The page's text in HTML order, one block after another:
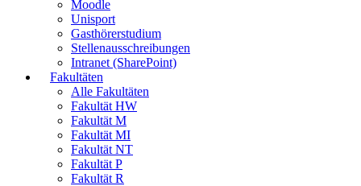
Moodle
Unisport
Gasthörerstudium
Stellenausschreibungen
Intranet (SharePoint)
Fakultäten
Alle Fakultäten
Fakultät HW
Fakultät M
Fakultät MI
Fakultät NT
Fakultät P
Fakultät R